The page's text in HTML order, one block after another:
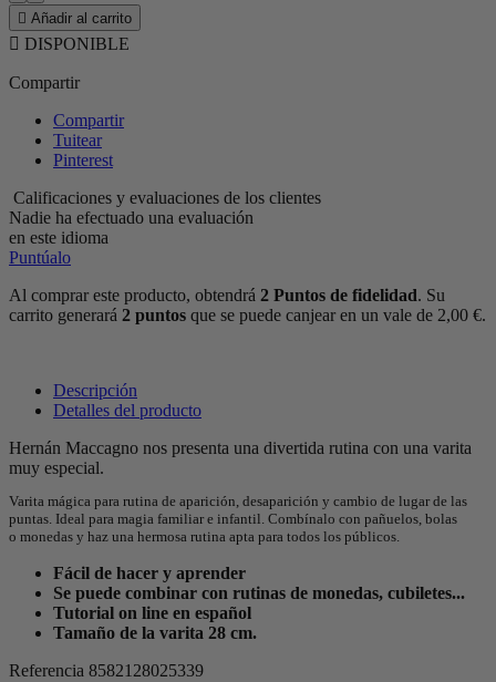
 Añadir al carrito
 DISPONIBLE
Compartir
Compartir
Tuitear
Pinterest
Calificaciones y evaluaciones de los clientes
Nadie ha efectuado una evaluación
en este idioma
Puntúalo
Al comprar este producto, obtendrá 2 Puntos de fidelidad. Su
carrito generará 2 puntos que se puede canjear en un vale de 2,00 €.
Descripción
Detalles del producto
Hernán Maccagno nos presenta una divertida rutina con una varita
muy especial.
Varita mágica para rutina de aparición, desaparición y cambio de lugar de las
puntas. Ideal para magia familiar e infantil. Combínalo con pañuelos, bolas
o monedas y haz una hermosa rutina apta para todos los públicos.
Fácil de hacer y aprender
Se puede combinar con rutinas de monedas, cubiletes...
Tutorial on line en español
Tamaño de la varita 28 cm.
Referencia 8582128025339